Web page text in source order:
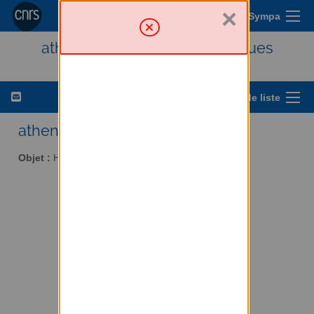
Menu Sympa
athena - Histoire des techniques
Options de liste
athena AT services.cnrs.fr
Objet : Histoire des techniques
×